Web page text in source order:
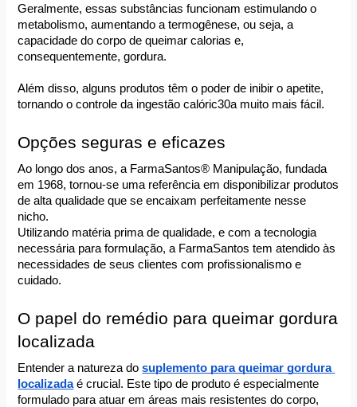
Geralmente, essas substâncias funcionam estimulando o
metabolismo, aumentando a termogênese, ou seja, a
capacidade do corpo de queimar calorias e,
consequentemente, gordura.
Além disso, alguns produtos têm o poder de inibir o apetite,
tornando o controle da ingestão calóric30a muito mais fácil.
Opções seguras e eficazes
Ao longo dos anos, a FarmaSantos® Manipulação, fundada
em 1968, tornou-se uma referência em disponibilizar produtos
de alta qualidade que se encaixam perfeitamente nesse
nicho.
Utilizando matéria prima de qualidade, e com a tecnologia
necessária para formulação, a FarmaSantos tem atendido às
necessidades de seus clientes com profissionalismo e
cuidado.
O papel do remédio para queimar gordura
localizada
Entender a natureza do suplemento para queimar gordura
localizada é crucial. Este tipo de produto é especialmente
formulado para atuar em áreas mais resistentes do corpo,